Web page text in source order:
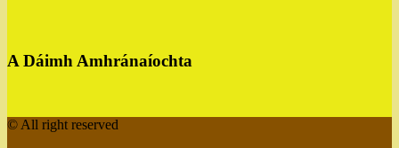
A Dáimh Amhránaíochta
© All right reserved